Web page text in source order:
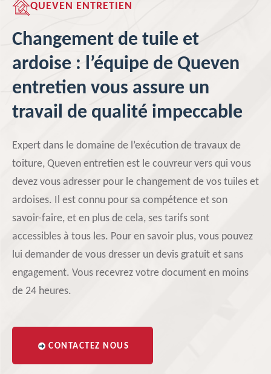
QUEVEN ENTRETIEN
Changement de tuile et
ardoise : l’équipe de Queven
entretien vous assure un
travail de qualité impeccable
Expert dans le domaine de l’exécution de travaux de
toiture, Queven entretien est le couvreur vers qui vous
devez vous adresser pour le changement de vos tuiles et
ardoises. Il est connu pour sa compétence et son
savoir-faire, et en plus de cela, ses tarifs sont
accessibles à tous les. Pour en savoir plus, vous pouvez
lui demander de vous dresser un devis gratuit et sans
engagement. Vous recevrez votre document en moins
de 24 heures.
CONTACTEZ NOUS